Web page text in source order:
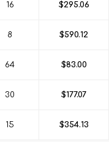
16 $295.06
8 $590.12
64 $83.00
30 $177.07
15 $354.13